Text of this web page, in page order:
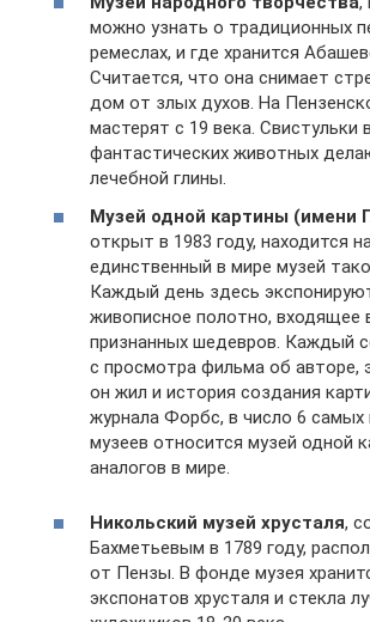
можно узнать о традиционных
ремеслах, и где хранится
Считается, что она снимает
дом от злых духов. На
мастерят с 19 века. Свистульки
фантастических животных
лечебной глины.
Музей одной картины (имени
открыт в 1983 году, находится
единственный в мире музей
Каждый день здесь
живописное полотно, входящее
признанных шедевров. Каждый
с просмотра фильма об авторе,
он жил и история создания
журнала Форбс, в число 6
музеев относится музей одной
аналогов в мире.
Никольский музей хрусталя,
Бахметьевым в 1789 году,
от Пензы. В фонде музея
экспонатов хрусталя и стекла